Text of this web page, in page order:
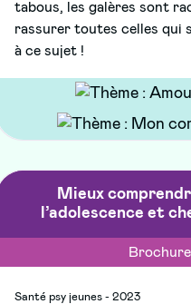
tabous, les galères sont
rassurer toutes celles qui
à ce sujet !
Mieux
l’adolescence et
Santé psy jeunes - 2023